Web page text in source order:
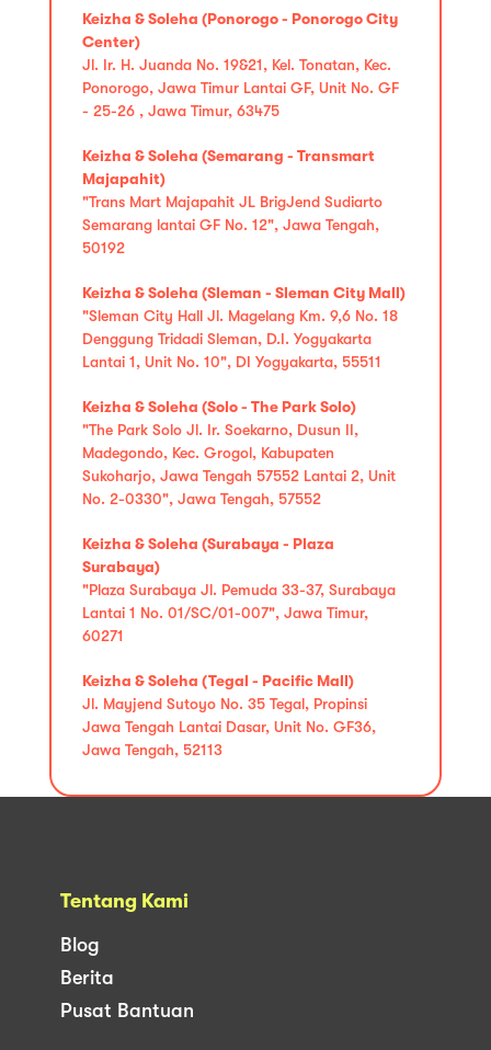
Keizha & Soleha (Ponorogo - Ponorogo City
Center)
Jl. Ir. H. Juanda No. 19&21, Kel. Tonatan, Kec.
Ponorogo, Jawa Timur Lantai GF, Unit No. GF
- 25-26 , Jawa Timur, 63475
Keizha & Soleha (Semarang - Transmart
Majapahit)
"Trans Mart Majapahit JL BrigJend Sudiarto
Semarang lantai GF No. 12", Jawa Tengah,
50192
Keizha & Soleha (Sleman - Sleman City Mall)
"Sleman City Hall Jl. Magelang Km. 9,6 No. 18
Denggung Tridadi Sleman, D.I. Yogyakarta
Lantai 1, Unit No. 10", DI Yogyakarta, 55511
Keizha & Soleha (Solo - The Park Solo)
"The Park Solo Jl. Ir. Soekarno, Dusun II,
Madegondo, Kec. Grogol, Kabupaten
Sukoharjo, Jawa Tengah 57552 Lantai 2, Unit
No. 2-0330", Jawa Tengah, 57552
Keizha & Soleha (Surabaya - Plaza
Surabaya)
"Plaza Surabaya Jl. Pemuda 33-37, Surabaya
Lantai 1 No. 01/SC/01-007", Jawa Timur,
60271
Keizha & Soleha (Tegal - Pacific Mall)
Jl. Mayjend Sutoyo No. 35 Tegal, Propinsi
Jawa Tengah Lantai Dasar, Unit No. GF36,
Jawa Tengah, 52113
Tentang Kami
Blog
Berita
Pusat Bantuan